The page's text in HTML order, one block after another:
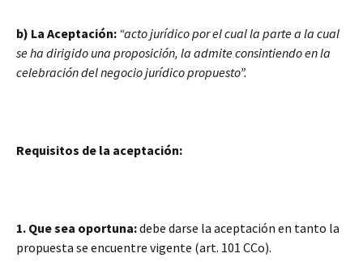
b) La Aceptación: “acto jurídico por el cual la parte a la cual
se ha dirigido una proposición, la admite consintiendo en la
celebración del negocio jurídico propuesto”.
Requisitos de la aceptación:
1. Que sea oportuna:debe darse la aceptación en tanto la
propuesta se encuentre vigente (art. 101 CCo).